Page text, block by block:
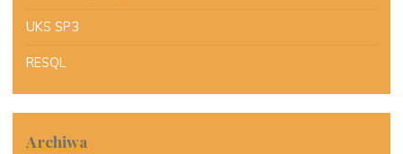
UKS SP3
RESQL
Archiwa